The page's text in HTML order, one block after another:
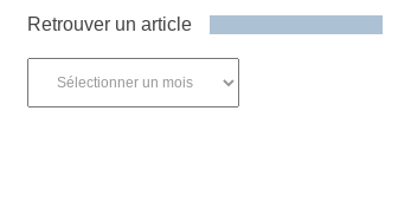
Retrouver un article